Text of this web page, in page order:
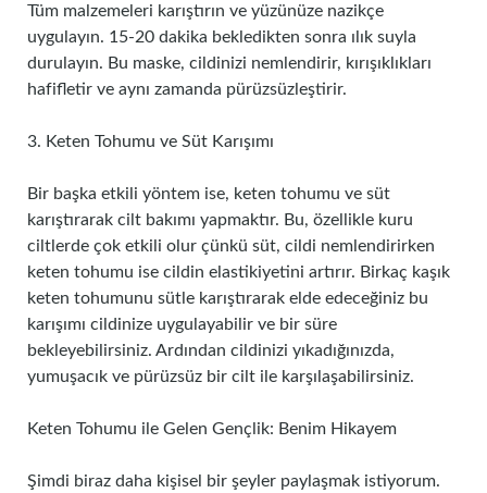
Tüm malzemeleri karıştırın ve yüzünüze nazikçe
uygulayın. 15-20 dakika bekledikten sonra ılık suyla
durulayın. Bu maske, cildinizi nemlendirir, kırışıklıkları
hafifletir ve aynı zamanda pürüzsüzleştirir.
3. Keten Tohumu ve Süt Karışımı
Bir başka etkili yöntem ise, keten tohumu ve süt
karıştırarak cilt bakımı yapmaktır. Bu, özellikle kuru
ciltlerde çok etkili olur çünkü süt, cildi nemlendirirken
keten tohumu ise cildin elastikiyetini artırır. Birkaç kaşık
keten tohumunu sütle karıştırarak elde edeceğiniz bu
karışımı cildinize uygulayabilir ve bir süre
bekleyebilirsiniz. Ardından cildinizi yıkadığınızda,
yumuşacık ve pürüzsüz bir cilt ile karşılaşabilirsiniz.
Keten Tohumu ile Gelen Gençlik: Benim Hikayem
Şimdi biraz daha kişisel bir şeyler paylaşmak istiyorum.